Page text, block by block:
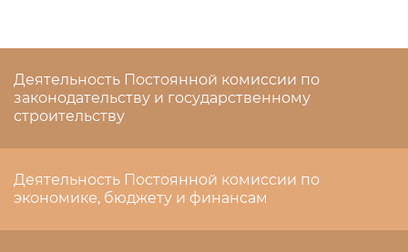
Деятельность Постоянной комиссии по
законодательству и государственному
строительству
Деятельность Постоянной комиссии по
экономике, бюджету и финансам